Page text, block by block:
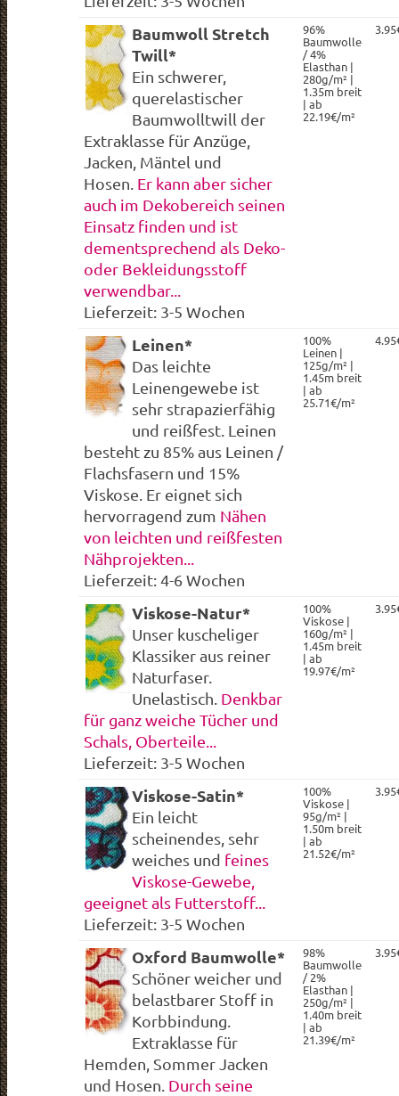
Baumwoll Stretch
Twill*
Ein schwerer,
querelastischer
Baumwolltwill der
Extraklasse für Anzüge,
Jacken, Mäntel und
Hosen. Er kann aber sicher
auch im Dekobereich seinen
Einsatz finden und ist
dementsprechend als Deko-
oder Bekleidungsstoff
verwendbar...
Lieferzeit: 3-5 Wochen
96%
Baumwolle
/ 4%
Elasthan |
280g/m² |
1.35m breit
| ab
22.19€/m²
Leinen*
Das leichte
Leinengewebe ist
sehr strapazierfähig
und reißfest. Leinen
besteht zu 85% aus Leinen /
Flachsfasern und 15%
Viskose. Er eignet sich
hervorragend zum Nähen
von leichten und reißfesten
Nähprojekten...
Lieferzeit: 4-6 Wochen
100%
Leinen |
125g/m² |
1.45m breit
| ab
25.71€/m²
Viskose-Natur*
Unser kuscheliger
Klassiker aus reiner
Naturfaser.
Unelastisch. Denkbar
für ganz weiche Tücher und
Schals, Oberteile...
Lieferzeit: 3-5 Wochen
100%
Viskose |
160g/m² |
1.45m breit
| ab
19.97€/m²
Viskose-Satin*
Ein leicht
scheinendes, sehr
weiches und feines
Viskose-Gewebe,
geeignet als Futterstoff...
Lieferzeit: 3-5 Wochen
100%
Viskose |
95g/m² |
1.50m breit
| ab
21.52€/m²
Oxford Baumwolle*
Schöner weicher und
belastbarer Stoff in
Korbbindung.
Extraklasse für
Hemden, Sommer Jacken
und Hosen. Durch seine
98%
Baumwolle
/ 2%
Elasthan |
250g/m² |
1.40m breit
| ab
21.39€/m²